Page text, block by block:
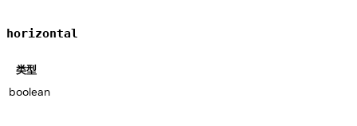
horizontal
类型
boolean